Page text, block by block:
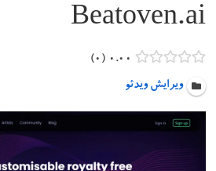
مصنوعی
www.hooshtaak.ir
Beatoven.ai
۰.۰۰ ۰
ویرایش ویدئو